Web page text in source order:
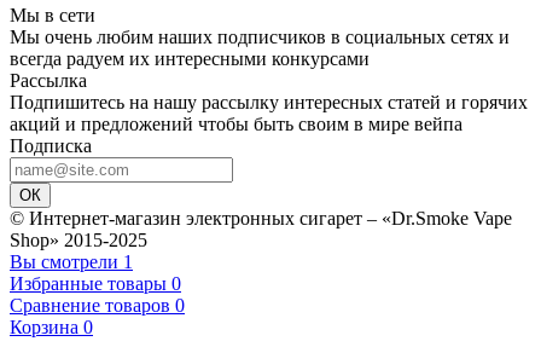
Мы в сети
Мы очень любим наших подписчиков в социальных сетях и
всегда радуем их интересными конкурсами
Рассылка
Подпишитесь на нашу рассылку интересных статей и горячих
акций и предложений чтобы быть своим в мире вейпа
Подписка
ОК
© Интернет-магазин электронных сигарет – «Dr.Smoke Vape
Shop» 2015-2025
Вы смотрели 1
Избранные товары 0
Сравнение товаров 0
Корзина 0